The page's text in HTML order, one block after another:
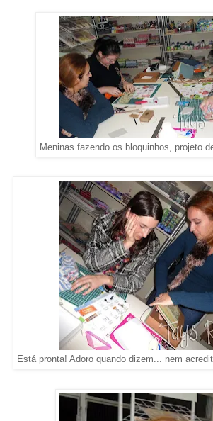
Meninas fazendo os bloquinhos, projeto
Está pronta! Adoro quando dizem... nem